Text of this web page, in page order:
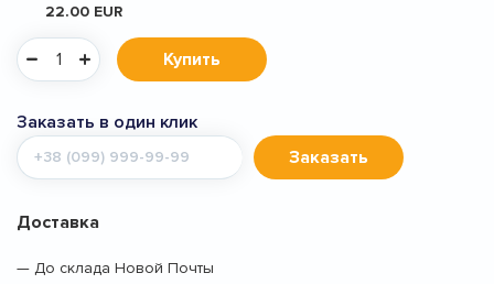
22.00 EUR
Купить
Заказать в один клик
Мобильный
телефон
Заказать
Доставка
— До склада Новой Почты